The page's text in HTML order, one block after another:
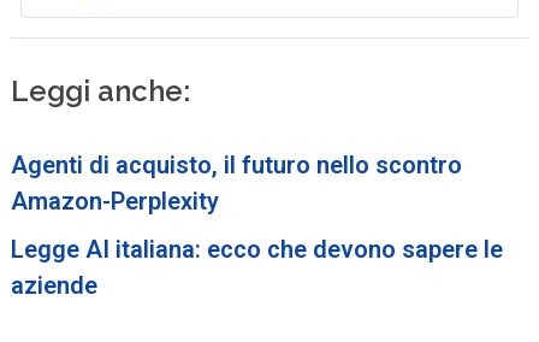
Leggi anche:
Agenti di acquisto, il futuro nello scontro
Amazon-Perplexity
Legge AI italiana: ecco che devono sapere le
aziende